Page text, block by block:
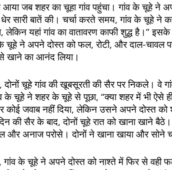
आया जब शहर का चूहा गांव पहुंचा। गांव के चूहे ने
सारी बातें की। चर्चा करते समय, गांव के चूहे ने
लेकिन यहां गांव का वातावरण काफी शुद्ध है।”
चूहे ने अपने दोस्त को फल, रोटी, और दाल-चावल
खाने का आनंद लिया।
चूहे गांव की खूबसूरती की सैर पर निकले। वे
चूहे ने शहर के चूहे से पूछा, “क्या शहर में भी ऐसे
कोई जवाब नहीं दिया, लेकिन उसने अपने दोस्त
की सैर के बाद, दोनों चूहे रात को खाना खाने
और अनाज परोसे। दोनों ने खाना खाया और सोने
के चूहे ने अपने दोस्त को नाश्ते में फिर से